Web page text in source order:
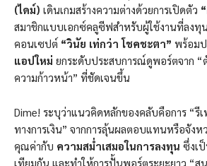
(ไดม์) เดินเกมสร้างความต่างด้วยการเปิดตัว
สมาชิกแบบเอกซ์คลูซีฟสำหรับผู้ใช้งานที่ลงทุ
คอนเซปต์ “วินัย เท่กว่า โชคชะตา” พร้อม
แอปใหม่ ยกระดับประสบการณ์ดูพอร์ตจาก “
ความก้าวหน้า” ที่ชัดเจนขึ้น
Dime! ระบุว่าแนวคิดหลักของคลับคือการ “รีเ
ทางการเงิน” จากการลุ้นผลตอบแทนหรือจังห
คุณค่ากับ ความสม่ำเสมอในการลงทุน ซึ่งเ
เทียมกัน และทำให้การปั้นพอร์ตระยะยาว “